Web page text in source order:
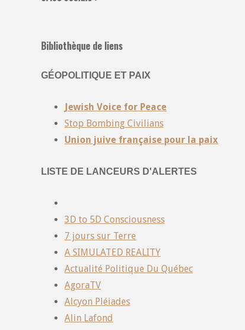
Bibliothèque de liens
GÉOPOLITIQUE ET PAIX
Jewish Voice for Peace
Stop Bombing Civilians
Union juive française pour la paix
LISTE DE LANCEURS D'ALERTES
3D to 5D Consciousness
7 jours sur Terre
A SIMULATED REALITY
Actualité Politique Du Québec
AgoraTV
Alcyon Pléiades
Alin Lafond